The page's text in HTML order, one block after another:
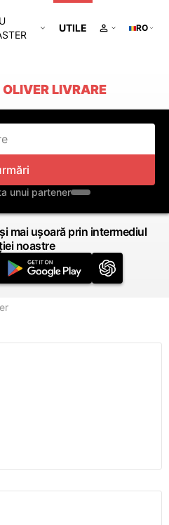
UTILE RO
LIVRARE
unui partener
mai ușoară prin intermediul
noastre